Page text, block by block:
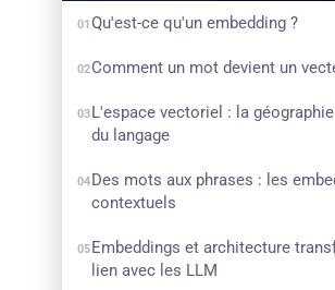
01 Qu'est-ce qu'un embedding ?
02Comment un mot devient un
03 L'espace vectoriel : la
du langage
04 Des mots aux phrases : les
contextuels
05 Embeddings et architecture
lien avec les LLM